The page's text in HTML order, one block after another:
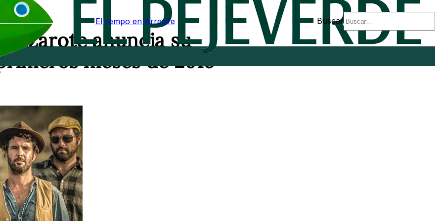
El tiempo en Arrecife Buscar
anuncia su
meses de 2016